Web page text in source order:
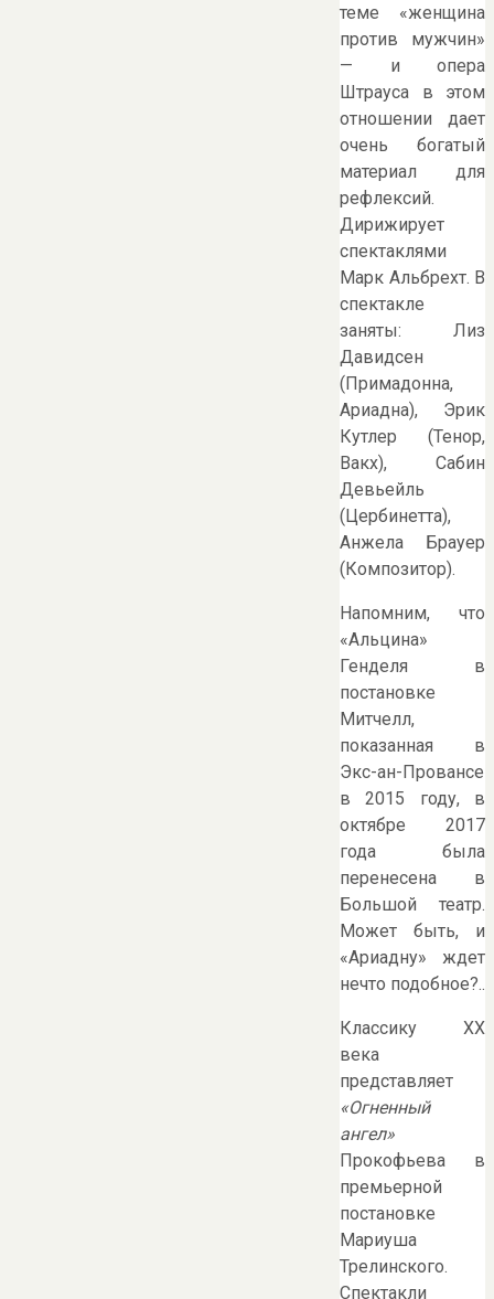
теме «женщина
против мужчин»
— и опера
Штрауса в этом
отношении дает
очень богатый
материал для
рефлексий.
Дирижирует
спектаклями
Марк Альбрехт. В
спектакле
заняты: Лиз
Давидсен
(Примадонна,
Ариадна), Эрик
Кутлер (Тенор,
Вакх), Сабин
Девьейль
(Цербинетта),
Анжела Брауер
(Композитор).
Напомним, что
«Альцина»
Генделя в
постановке
Митчелл,
показанная в
Экс-ан-Провансе
в 2015 году, в
октябре 2017
года была
перенесена в
Большой театр.
Может быть, и
«Ариадну» ждет
нечто подобное?..
Классику ХХ
века
представляет
«Огненный
ангел»
Прокофьева в
премьерной
постановке
Мариуша
Трелинского.
Спектакли